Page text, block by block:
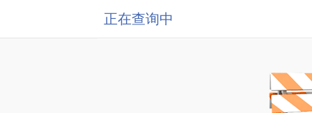
正在查询中